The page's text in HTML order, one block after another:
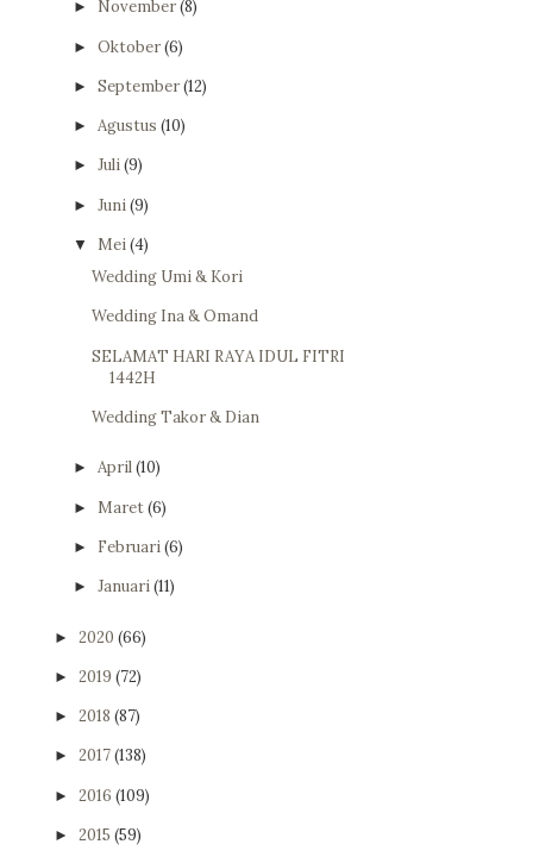
► November(8)
► Oktober(6)
► September(12)
► Agustus (10)
► Juli(9)
► Juni(9)
▼ Mei(4)
Wedding Umi & Kori
Wedding Ina & Omand
SELAMAT HARI RAYA IDUL FITRI
1442H
Wedding Takor & Dian
► April(10)
► Maret(6)
► Februari(6)
► Januari(11)
► 2020 (66)
► 2019 (72)
► 2018 (87)
► 2017(138)
► 2016 (109)
► 2015 (59)